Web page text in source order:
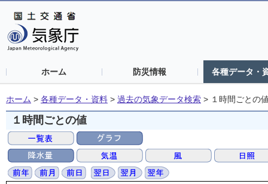
ホーム 防災情報 各種データ・
ホーム > 各種データ・資料 > 過去の気象データ検索 > １時間ごとの
１時間ごとの値